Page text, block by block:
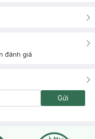
đánh giá
Gửi